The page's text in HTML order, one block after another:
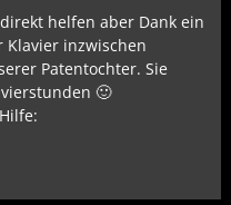
helfen aber Dank ein
Klavier inzwischen
Patentochter. Sie
🙂